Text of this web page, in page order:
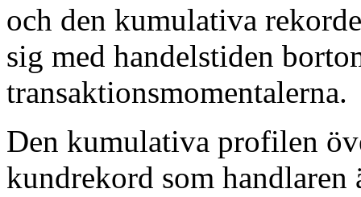
och den kumulativa
sig med handelstiden
transaktionsmomentalerna.
Den kumulativa profilen
kundrekord som handlaren